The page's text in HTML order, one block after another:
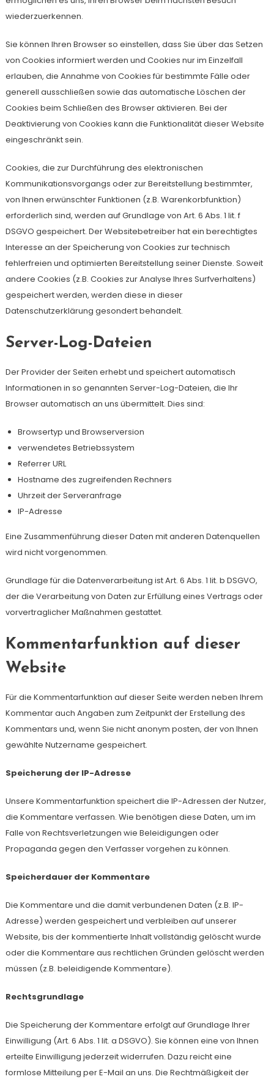
wiederzuerkennen.
Sie können Ihren Browser so einstellen, dass Sie über das Setzen
von Cookies informiert werden und Cookies nur im Einzelfall
erlauben, die Annahme von Cookies für bestimmte Fälle oder
generell ausschließen sowie das automatische Löschen der
Cookies beim Schließen des Browser aktivieren. Bei der
Deaktivierung von Cookies kann die Funktionalität dieser Website
eingeschränkt sein.
Cookies, die zur Durchführung des elektronischen
Kommunikationsvorgangs oder zur Bereitstellung bestimmter,
von Ihnen erwünschter Funktionen (z.B. Warenkorbfunktion)
erforderlich sind, werden auf Grundlage von Art. 6 Abs. 1 lit. f
DSGVO gespeichert. Der Websitebetreiber hat ein berechtigtes
Interesse an der Speicherung von Cookies zur technisch
fehlerfreien und optimierten Bereitstellung seiner Dienste. Soweit
andere Cookies (z.B. Cookies zur Analyse Ihres Surfverhaltens)
gespeichert werden, werden diese in dieser
Datenschutzerklärung gesondert behandelt.
Server-Log-Dateien
Der Provider der Seiten erhebt und speichert automatisch
Informationen in so genannten Server-Log-Dateien, die Ihr
Browser automatisch an uns übermittelt. Dies sind:
Browsertyp und Browserversion
verwendetes Betriebssystem
Referrer URL
Hostname des zugreifenden Rechners
Uhrzeit der Serveranfrage
IP-Adresse
Eine Zusammenführung dieser Daten mit anderen Datenquellen
wird nicht vorgenommen.
Grundlage für die Datenverarbeitung ist Art. 6 Abs. 1 lit. b DSGVO,
der die Verarbeitung von Daten zur Erfüllung eines Vertrags oder
vorvertraglicher Maßnahmen gestattet.
Kommentarfunktion auf dieser
Website
Für die Kommentarfunktion auf dieser Seite werden neben Ihrem
Kommentar auch Angaben zum Zeitpunkt der Erstellung des
Kommentars und, wenn Sie nicht anonym posten, der von Ihnen
gewählte Nutzername gespeichert.
Speicherung der IP-Adresse
Unsere Kommentarfunktion speichert die IP-Adressen der Nutzer,
die Kommentare verfassen. Wie benötigen diese Daten, um im
Falle von Rechtsverletzungen wie Beleidigungen oder
Propaganda gegen den Verfasser vorgehen zu können.
Speicherdauer der Kommentare
Die Kommentare und die damit verbundenen Daten (z.B. IP-
Adresse) werden gespeichert und verbleiben auf unserer
Website, bis der kommentierte Inhalt vollständig gelöscht wurde
oder die Kommentare aus rechtlichen Gründen gelöscht werden
müssen (z.B. beleidigende Kommentare).
Rechtsgrundlage
Die Speicherung der Kommentare erfolgt auf Grundlage Ihrer
Einwilligung (Art. 6 Abs. 1 lit. a DSGVO). Sie können eine von Ihnen
erteilte Einwilligung jederzeit widerrufen. Dazu reicht eine
formlose Mitteilung per E-Mail an uns. Die Rechtmäßigkeit der